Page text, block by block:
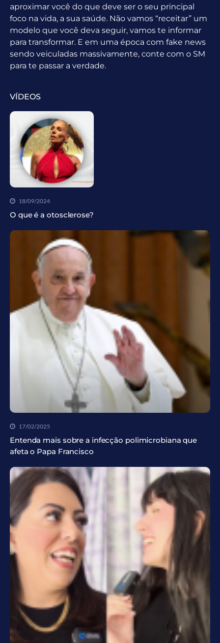
aproximar você do que deve ser o seu principal
foco na vida, a sua saúde. Não vamos “receitar” um
modelo que você deva seguir, vamos te informar
para transformar. E em uma época com fake news
sendo veiculadas massivamente, conte com o SM
para te passar a verdade.
VÍDEOS
18/09/2024
O que é a otosclerose?
17/02/2025
Entenda mais sobre a infecção polimicrobiana que
afeta o Papa Francisco